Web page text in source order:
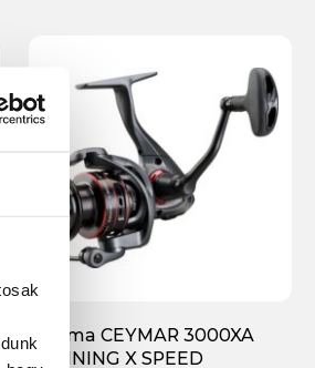
Okuma CEYMAR 3000XA
SPINNING X SPEED